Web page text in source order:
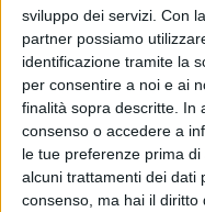
sviluppo dei servizi. Con
partner possiamo
identificazione tramite la
per consentire a noi e ai
finalità sopra descritte. In
consenso o accedere a
le tue preferenze prima di
alcuni trattamenti dei dati
consenso, ma hai il
VIDEO
Fabrizio Moro - Il
Italia Live 19/12/